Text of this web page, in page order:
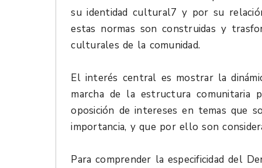
su identidad cultural7 y por su
estas normas son construidas y
culturales de la comunidad.
El interés central es mostrar la
marcha de la estructura comunitaria
oposición de intereses en temas que
importancia, y que por ello son
Para comprender la especificidad del